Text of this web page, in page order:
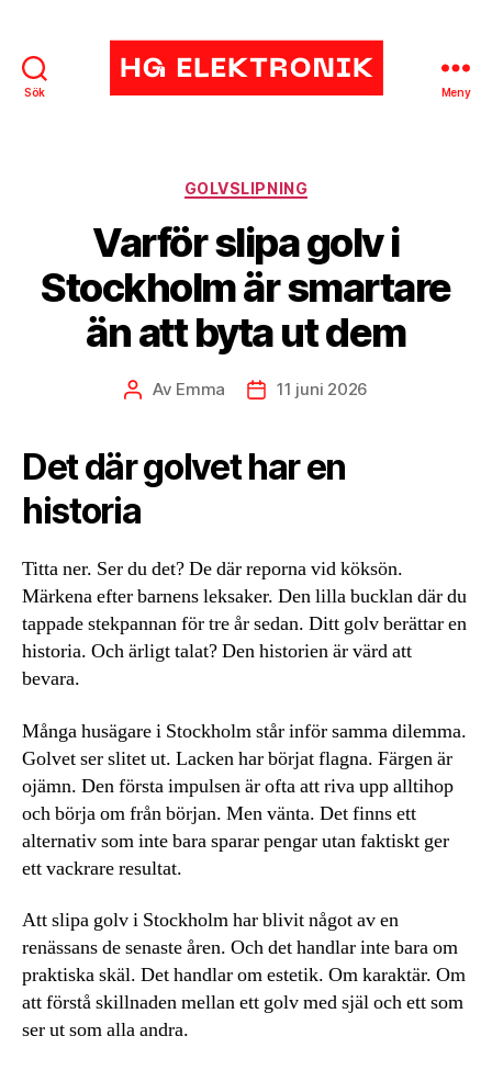
Sök Meny
Kategorier
GOLVSLIPNING
Varför slipa golv i
Stockholm är smartare
än att byta ut dem
Inläggsförfattare
Av Emma Inläggsdatum
11 juni 2026
Det där golvet har en
historia
Titta ner. Ser du det? De där reporna vid köksön.
Märkena efter barnens leksaker. Den lilla bucklan där du
tappade stekpannan för tre år sedan. Ditt golv berättar en
historia. Och ärligt talat? Den historien är värd att
bevara.
Många husägare i Stockholm står inför samma dilemma.
Golvet ser slitet ut. Lacken har börjat flagna. Färgen är
ojämn. Den första impulsen är ofta att riva upp alltihop
och börja om från början. Men vänta. Det finns ett
alternativ som inte bara sparar pengar utan faktiskt ger
ett vackrare resultat.
Att slipa golv i Stockholm har blivit något av en
renässans de senaste åren. Och det handlar inte bara om
praktiska skäl. Det handlar om estetik. Om karaktär. Om
att förstå skillnaden mellan ett golv med själ och ett som
ser ut som alla andra.